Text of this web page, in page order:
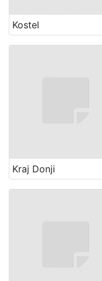
Kostel
Kraj Donji